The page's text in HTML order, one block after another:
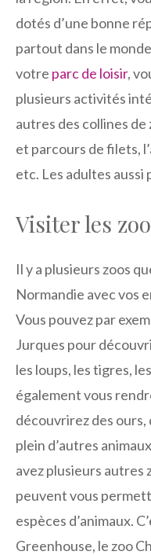
dotés d’une bonne
partout dans le
votre parc de loisir,
plusieurs activités
autres des collines
et parcours de filets,
etc. Les adultes
Visiter les
Il y a plusieurs zoos
Normandie avec vos
Vous pouvez par
Jurques pour
les loups, les tigres,
également vous
découvrirez des
plein d’autres
avez plusieurs autres
peuvent vous
espèces d’animaux.
Greenhouse, le zoo